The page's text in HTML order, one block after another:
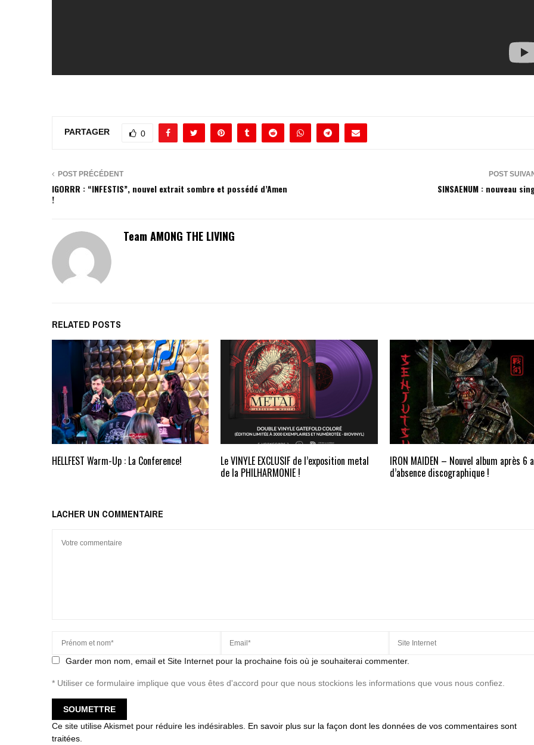
PARTAGER 0
POST PRÉCÉDENT
IGORRR : “INFESTIS”, nouvel extrait sombre et possédé d’Amen
!
POST
SINSAENUM : nouveau
Team AMONG THE LIVING
RELATED POSTS
HELLFEST Warm-Up : La Conference!
Le VINYLE EXCLUSIF de l’exposition metal
de la PHILHARMONIE !
IRON MAIDEN – Nouvel album après 6
d’absence discographique !
LACHER UN COMMENTAIRE
Garder mon nom, email et Site Internet pour la prochaine fois où je souhaiterai commenter.
* Utiliser ce formulaire implique que vous êtes d'accord pour que nous stockions les informations que vous nous confiez.
Ce site utilise Akismet pour réduire les indésirables. En savoir plus sur la façon dont les données de vos commentaires sont
traitées